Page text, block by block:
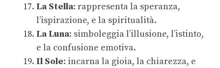
La Stella: rappresenta la speranza,
l’ispirazione, e la spiritualità.
La Luna: simboleggia l’illusione, l’istinto,
e la confusione emotiva.
Il Sole: incarna la gioia, la chiarezza, e